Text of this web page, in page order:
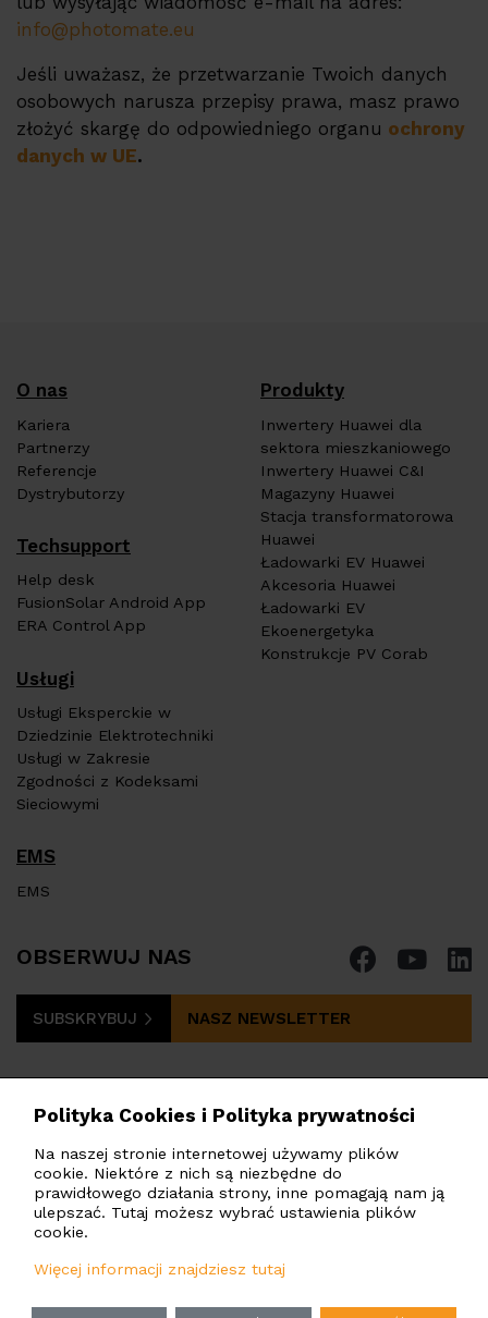
info@photomate.eu
Jeśli uważasz, że przetwarzanie Twoich danych
osobowych narusza przepisy prawa, masz prawo
złożyć skargę do odpowiedniego organu ochrony
danych w UE.
O nas
Kariera
Partnerzy
Referencje
Dystrybutorzy
Techsupport
Help desk
FusionSolar Android App
ERA Control App
Produkty
Inwertery Huawei dla
sektora mieszkaniowego
Inwertery Huawei C&I
Magazyny Huawei
Stacja transformatorowa
Huawei
Ładowarki EV Huawei
Akcesoria Huawei
Ładowarki EV
Ekoenergetyka
Konstrukcje PV Corab
Usługi
Usługi Eksperckie w
Dziedzinie Elektrotechniki
Usługi w Zakresie
Zgodności z Kodeksami
Sieciowymi
EMS
EMS
OBSERWUJ NAS
SUBSKRYBUJ NASZ NEWSLETTER
PHOTOMATE POLSKA Sp. z o.o.
Marszałkowska 142, Warszawa, 00-061, Polska
poland@photomate.eu
Polityka Cookies i Polityka prywatności
Na naszej stronie internetowej używamy plików
cookie. Niektóre z nich są niezbędne do
prawidłowego działania strony, inne pomagają nam ją
ulepszać. Tutaj możesz wybrać ustawienia plików
cookie.
Więcej informacji znajdziesz tutaj